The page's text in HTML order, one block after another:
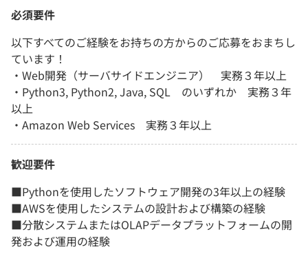
必須要件
以下すべてのご経験をお持ちの方からのご応募をおまちし
ています！
・Web開発（サーバサイドエンジニア） 実務３年以上
・Python3, Python2, Java, SQL のいずれか 実務３年
以上
・Amazon Web Services 実務３年以上
歓迎要件
■Pythonを使用したソフトウェア開発の3年以上の経験
■AWSを使用したシステムの設計および構築の経験
■分散システムまたはOLAPデータプラットフォームの開
発および運用の経験